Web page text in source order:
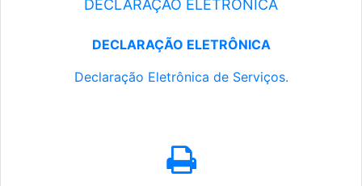
DECLARAÇÃO ELETRÔNICA
DECLARAÇÃO ELETRÔNICA
Declaração Eletrônica de Serviços.